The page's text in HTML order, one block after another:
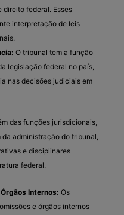
direito federal. Esses
interpretação de leis
O tribunal tem a função
legislação federal no país,
nas decisões judiciais em
das funções jurisdicionais,
administração do tribunal,
e disciplinares
federal.
Internos: Os
e órgãos internos